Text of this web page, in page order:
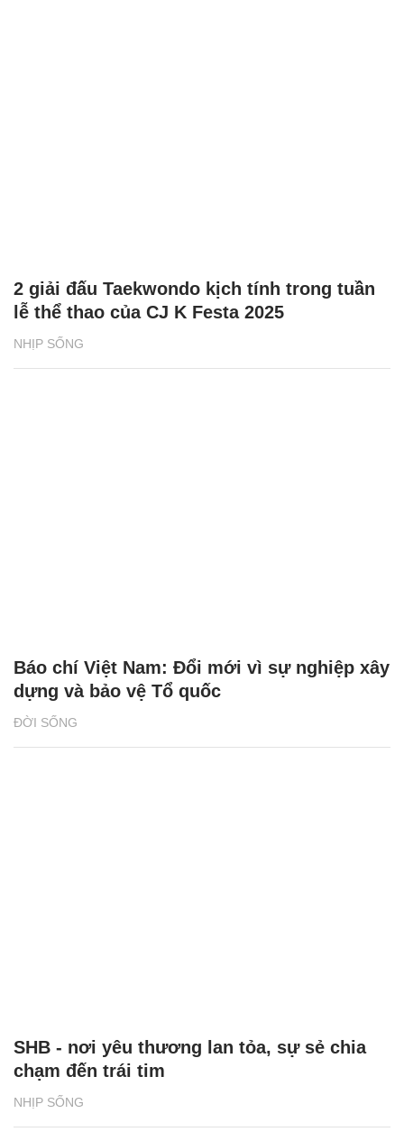
NHỊP SỐNG
2 giải đấu Taekwondo kịch tính trong tuần
lễ thể thao của CJ K Festa 2025
ĐỜI SỐNG
Báo chí Việt Nam: Đổi mới vì sự nghiệp xây
dựng và bảo vệ Tổ quốc
NHỊP SỐNG
SHB - nơi yêu thương lan tỏa, sự sẻ chia
chạm đến trái tim